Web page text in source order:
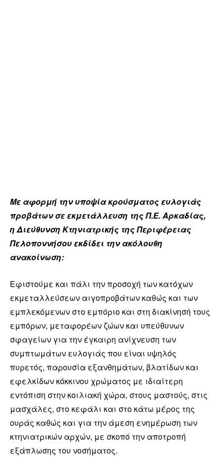
Με αφορμή την υποψία κρούσματος ευλογιάς
προβάτων σε εκμετάλλευση της Π.Ε. Αρκαδίας,
η Διεύθυνση Κτηνιατρικής της Περιφέρειας
Πελοποννήσου εκδίδει την ακόλουθη
ανακοίνωση:
Εφιστούμε και πάλι την προσοχή των κατόχων
εκμεταλλεύσεων αιγοπροβάτων καθώς και των
εμπλεκόμενων στο εμπόριο και στη διακίνησή τους
εμπόρων, μεταφορέων ζώων και υπεύθυνων
σφαγείων για την έγκαιρη ανίχνευση των
συμπτωμάτων ευλογιάς που είναι υψηλός
πυρετός, παρουσία εξανθημάτων, βλατίδων και
εφελκίδων κόκκινου χρώματος με ιδιαίτερη
εντόπιση στην κοιλιακή χώρα, στους μαστούς, στις
μασχάλες, στο κεφάλι και στο κάτω μέρος της
ουράς καθώς και για την άμεση ενημέρωση των
κτηνιατρικών αρχών, με σκοπό την αποτροπή
εξάπλωσης του νοσήματος.